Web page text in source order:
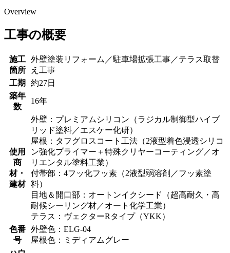
Overview
工事の概要
施工
箇所
外壁塗装リフォーム／駐車場拡張工事／テラス取替
え工事
工期
約27日
築年
数
16年
使用
商
材・
建材
外壁：プレミアムシリコン（ラジカル制御型ハイブ
リッド塗料／エスケー化研）
屋根：タフグロスコート工法（2液型着色浸透シリコ
ン強化プライマー＋特殊クリヤーコーティング／オ
リエンタル塗料工業）
付帯部：4フッ化フッ素（2液型弱溶剤／フッ素塗
料）
目地＆開口部：オートンイクシード（超高耐久・高
耐候シーリング材／オート化学工業）
テラス：ヴェクターRタイプ（YKK）
色番
号
外壁色：ELG-04
屋根色：ミディアムグレー